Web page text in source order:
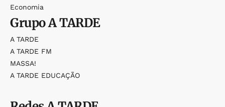
Economia
GrupoA TARDE
A TARDE
A TARDE FM
MASSA!
A TARDE EDUCAÇÃO